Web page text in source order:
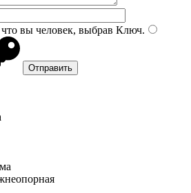
вы человек, выбрав Ключ.